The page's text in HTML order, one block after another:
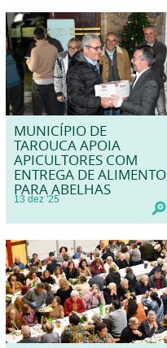
MUNICÍPIO DE
TAROUCA APOIA
APICULTORES COM
ENTREGA DE ALIMENTO
PARA ABELHAS
13 dez '25